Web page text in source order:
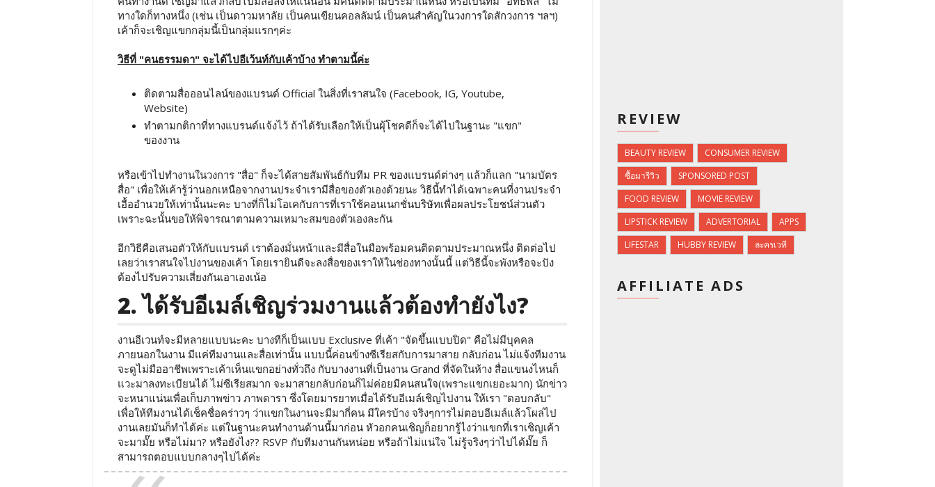
ทางใดก็ทางหนึ่ง (เช่น เป็นดาวมหาลัย เป็นคนเขียนคอลลัมน์ เป็นคนสำคัญในวงการใดสักวงการ ฯลฯ)
เค้าก็จะเชิญแขกกลุ่มนี้เป็นกลุ่มแรกๆค่ะ
วิธีที่ "คนธรรมดา" จะได้ไปอีเว้นท์กับเค้าบ้าง ทำตามนี้ค่ะ
ติดตามสื่อออนไลน์ของแบรนด์ Official ในสิ่งที่เราสนใจ (Facebook, IG, Youtube,
Website)
ทำตามกติกาที่ทางแบรนด์แจ้งไว้ ถ้าได้รับเลือกให้เป็นผุ้โชคดีก็จะได้ไปในฐานะ "แขก"
ของงาน
หรือเข้าไปทำงานในวงการ "สื่อ" ก็จะได้สายสัมพันธ์กับทีม PR ของแบรนด์ต่างๆ แล้วก็แลก "นามบัตร
สื่อ" เพื่อให้เค้ารู้ว่านอกเหนือจากงานประจำเรามีสื่อของตัวเองด้วยนะ วิธีนี้ทำได้เฉพาะคนที่งานประจำ
เอื้ออำนวยให้เท่านั้นนะคะ บางที่ก็ไม่โอเคกับการที่เราใช้คอนเนกชั่นบริษัทเพื่อผลประโยชน์ส่วนตัว
เพราะฉะนั้นขอให้พิจารณาตามความเหมาะสมของตัวเองละกัน
อีกวิธีคือเสนอตัวให้กับแบรนด์ เราต้องมั่นหน้าและมีสื่อในมือพร้อมคนติดตามประมาณหนึ่ง ติดต่อไป
เลยว่าเราสนใจไปงานของเค้า โดยเรายินดีจะลงสื่อของเราให้ในช่องทางนั้นนี้ แต่วิธีนี้จะพังหรือจะปัง
ต้องไปรับความเสี่ยงกันเอาเองเน้อ
2. ได้รับอีเมล์เชิญร่วมงานแล้วต้องทำยังไง?
งานอีเวนท์จะมีหลายแบบนะคะ บางทีก็เป็นแบบ Exclusive ที่เค้า "จัดขึ้นแบบปิด" คือไม่มีบุคคล
ภายนอกในงาน มีแค่ทีมงานและสื่อเท่านั้น แบบนี้ค่อนข้างซีเรียสกับการมาสาย กลับก่อน ไม่แจ้งทีมงาน
จะดูไม่มืออาชีพเพราะเค้าเห็นแขกอย่างทั่วถึง กับบางงานที่เป็นงาน Grand ที่จัดในห้าง สื่อแขนงไหนก็
แวะมาลงทะเบียนได้ ไม่ซีเรียสมาก จะมาสายกลับก่อนก็ไม่ค่อยมีคนสนใจ(เพราะแขกเยอะมาก) นักข่าว
จะหนาแน่นเพื่อเก็บภาพข่าว ภาพดารา ซึ่งโดยมารยาทเมื่อได้รับอีเมล์เชิญไปงาน ให้เรา "ตอบกลับ"
เพื่อให้ทีมงานได้เช็คชื่อคร่าวๆ ว่าแขกในงานจะมีมากี่คน มีใครบ้าง จริงๆการไม่ตอบอีเมล์แล้วโผล่ไป
งานเลยมันก็ทำได้ค่ะ แต่ในฐานะคนทำงานด้านนี้มาก่อน หัวอกคนเชิญก็อยากรู้ไงว่าแขกที่เราเชิญเค้า
จะมามั๊ย หรือไม่มา? หรือยังไง?? RSVP กับทีมงานกันหน่อย หรือถ้าไม่แน่ใจ ไม่รู้จริงๆว่าไปได้มั๊ย ก็
สามารถตอบแบบกลางๆไปได้ค่ะ
REVIEW
BEAUTY REVIEW
CONSUMER REVIEW
ซื้อมารีวิว
SPONSORED POST
FOOD REVIEW
MOVIE REVIEW
LIPSTICK REVIEW
ADVERTORIAL
APPS
LIFESTAR
HUBBY REVIEW ละครเวที
AFFILIATE ADS